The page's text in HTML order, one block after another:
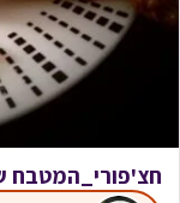
חצ'פורי_המטבח